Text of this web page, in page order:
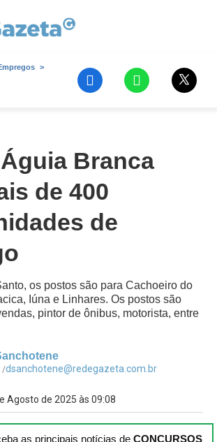
Branca
de 400
de
os postos são para Cachoeiro do
Iúna e Linhares. Os postos são
pintor de ônibus, motorista, entre
/dsanchotene@redegazeta.com.br
Agosto de 2025 às 09:08
as principais notícias de CONCURSOS